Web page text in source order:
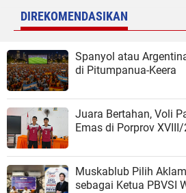
DIREKOMENDASIKAN
Spanyol atau
di Pitumpanua-Keera
Juara Bertahan, Voli
Emas di Porprov
Muskablub Pilih
sebagai Ketua PBVSI